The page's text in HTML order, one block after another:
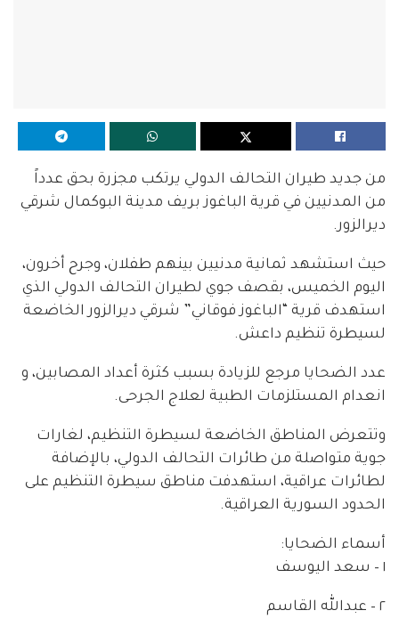
من جديد طيران التحالف الدولي يرتكب مجزرة بحق عدداً
من المدنيين في قرية الباغوز بريف مدينة البوكمال شرقي
ديرالزور.
حيث استشهد ثمانية مدنيين بينهم طفلان، وجرح أخرون،
اليوم الخميس، بقصف جوي لطيران التحالف الدولي الذي
استهدف قرية “الباغوز فوقاني” شرقي ديرالزور الخاضعة
لسيطرة تنظيم داعش.
عدد الضحايا مرجع للزيادة بسبب كثرة أعداد المصابين، و
انعدام المستلزمات الطبية لعلاج الجرحى.
وتتعرض المناطق الخاضعة لسيطرة التنظيم، لغارات
جوية متواصلة من طائرات التحالف الدولي، بالإضافة
لطائرات عراقية، استهدفت مناطق سيطرة التنظيم على
الحدود السورية العراقية.
أسماء الضحايا:
١ – سعد اليوسف
٢ – عبدالله القاسم